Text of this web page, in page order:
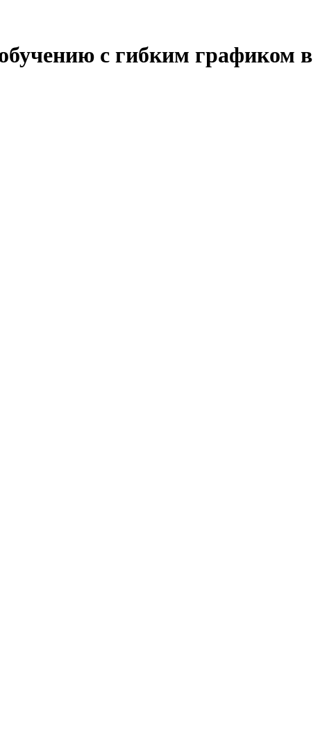
с гибким графиком в